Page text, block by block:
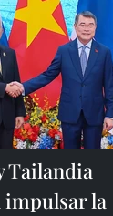
Tailandia
impulsar la